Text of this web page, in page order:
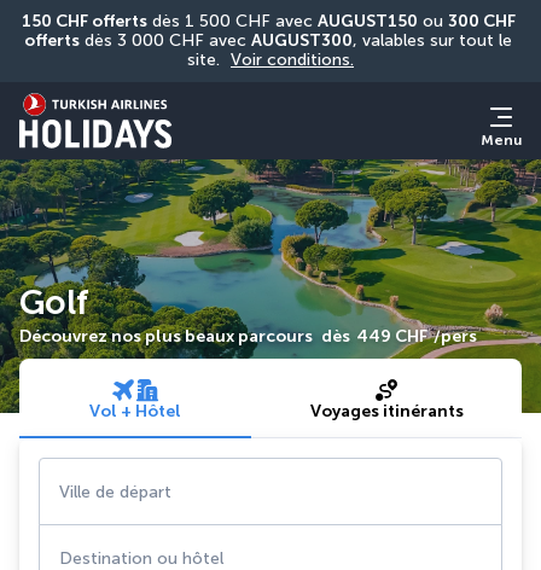
150 CHF offerts dès 1 500 CHF avec AUGUST150 ou 300 CHF
offerts dès 3 000 CHF avec AUGUST300, valables sur tout le
site. Voir conditions.
Menu
Golf
Découvrez nos plus beaux parcours dès 449 CHF /pers
Vol + Hôtel Voyages itinérants
Ville de départ
Destination ou hôtel